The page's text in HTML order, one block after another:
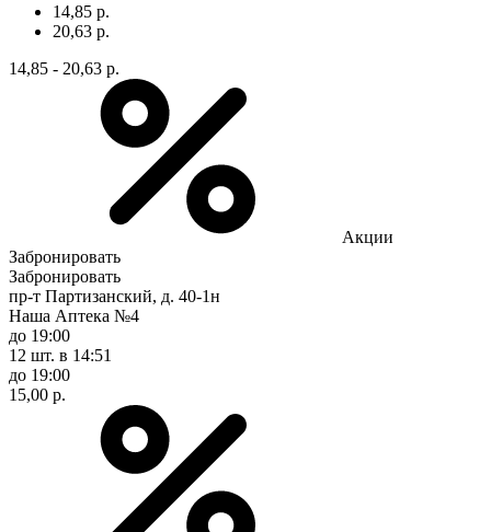
14,85 р.
20,63 р.
14,85 - 20,63 р.
Акции
Забронировать
Забронировать
пр-т Партизанский, д. 40-1н
Наша Аптека №4
до 19:00
12 шт. в 14:51
до 19:00
15,00 р.